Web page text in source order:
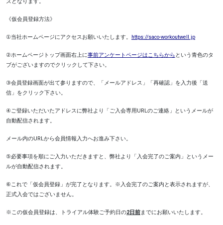
《仮会員登録方法》
①当社ホームページにアクセスお願いいたします。 https://saco-workoutwell.jp
②ホームページトップ画面右上に事前アンケートページはこちらから という青色のタ
ブがございますのでクリックして下さい。
③会員登録画面が出て参りますので、「メールアドレス」「再確認」を入力後「送
信」をクリック下さい。
④ご登録いただいたアドレスに弊社より「ご入会専用URLのご連絡」というメールが
自動配信されます。
メール内のURLから会員情報入力へお進み下さい。
⑤必要事項を順にご入力いただきますと、弊社より「入会完了のご案内」というメー
ルが自動配信されます。
⑥これで「仮会員登録」が完了となります。※入会完了のご案内と表示されますが、
正式入会ではございません。
※この仮会員登録は、トライアル体験ご予約日の2日前までにお願いいたします。